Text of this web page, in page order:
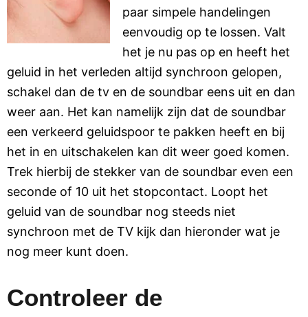
paar simpele handelingen
eenvoudig op te lossen. Valt
het je nu pas op en heeft het
geluid in het verleden altijd synchroon gelopen,
schakel dan de tv en de soundbar eens uit en dan
weer aan. Het kan namelijk zijn dat de soundbar
een verkeerd geluidspoor te pakken heeft en bij
het in en uitschakelen kan dit weer goed komen.
Trek hierbij de stekker van de soundbar even een
seconde of 10 uit het stopcontact. Loopt het
geluid van de soundbar nog steeds niet
synchroon met de TV kijk dan hieronder wat je
nog meer kunt doen.
Controleer de